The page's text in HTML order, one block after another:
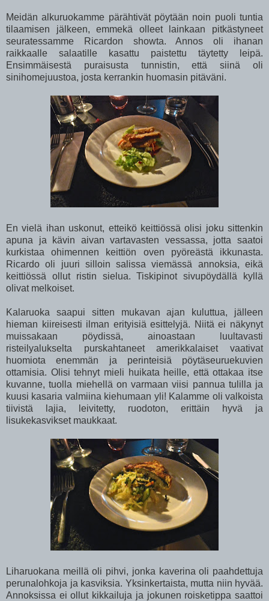
Meidän alkuruokamme pärähtivät pöytään noin puoli tuntia
tilaamisen jälkeen, emmekä olleet lainkaan pitkästyneet
seuratessamme Ricardon showta. Annos oli ihanan
raikkaalle salaatille kasattu paistettu täytetty leipä.
Ensimmäisestä puraisusta tunnistin, että siinä oli
sinihomejuustoa, josta kerrankin huomasin pitäväni.
En vielä ihan uskonut, etteikö keittiössä olisi joku sittenkin
apuna ja kävin aivan vartavasten vessassa, jotta saatoi
kurkistaa ohimennen keittiön oven pyöreästä ikkunasta.
Ricardo oli juuri silloin salissa viemässä annoksia, eikä
keittiössä ollut ristin sielua. Tiskipinot sivupöydällä kyllä
olivat melkoiset.
Kalaruoka saapui sitten mukavan ajan kuluttua, jälleen
hieman kiireisesti ilman erityisiä esittelyjä. Niitä ei näkynyt
muissakaan pöydissä, ainoastaan luultavasti
risteilyalukselta purskahtaneet amerikkalaiset vaativat
huomiota enemmän ja perinteisiä pöytäseuruekuvien
ottamisia. Olisi tehnyt mieli huikata heille, että ottakaa itse
kuvanne, tuolla miehellä on varmaan viisi pannua tulilla ja
kuusi kasaria valmiina kiehumaan yli! Kalamme oli valkoista
tiivistä lajia, leivitetty, ruodoton, erittäin hyvä ja
lisukekasvikset maukkaat.
Liharuokana meillä oli pihvi, jonka kaverina oli paahdettuja
perunalohkoja ja kasviksia. Yksinkertaista, mutta niin hyvää.
Annoksissa ei ollut kikkailuja ja jokunen roisketippa saattoi